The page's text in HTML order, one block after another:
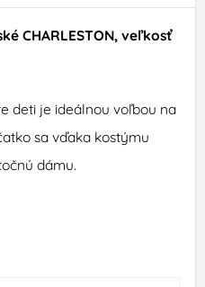
CHARLESTON, veľkosť
deti je ideálnou voľbou na
sa vďaka kostýmu
dámu.